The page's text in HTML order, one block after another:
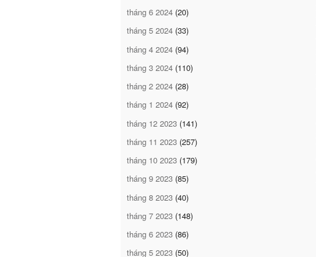
tháng 6 2024 (20)
tháng 5 2024 (33)
tháng 4 2024 (94)
tháng 3 2024 (110)
tháng 2 2024 (28)
tháng 1 2024 (92)
tháng 12 2023 (141)
tháng 11 2023 (257)
tháng 10 2023 (179)
tháng 9 2023 (85)
tháng 8 2023 (40)
tháng 7 2023 (148)
tháng 6 2023 (86)
tháng 5 2023 (50)